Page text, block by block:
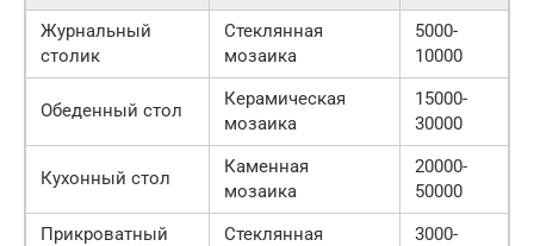
Журнальный
столик
Стеклянная
мозаика
5000-
10000
Обеденный стол
Керамическая
мозаика
15000-
30000
Кухонный стол
Каменная
мозаика
20000-
50000
Прикроватный
Стеклянная
3000-